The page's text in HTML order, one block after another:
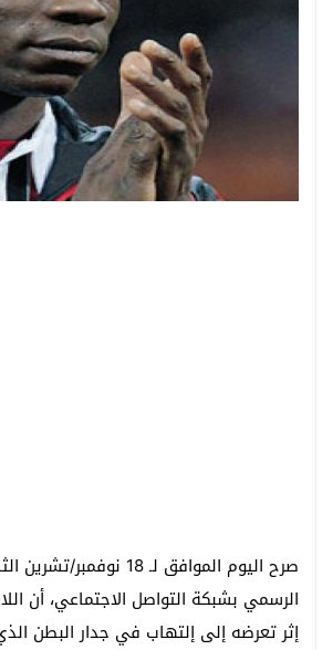
صرح اليوم الموافق لـ
الرسمي بشبكة التواصل الاجتماعي، أن
إثر تعرضه إلى إلتهاب في جدار البطن